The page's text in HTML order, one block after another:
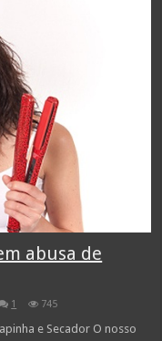
abusa de
1 745
e Secador O nosso